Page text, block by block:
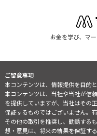
お金を学び、マ
ご留意事項
本コンテンツは、情報提供を目的
本コンテンツは、当社や当社が信
を提供していますが、当社はその
保証するものではございません。
その他の取引を推奨し、勧誘する
想・意見は、将来の結果を保証す